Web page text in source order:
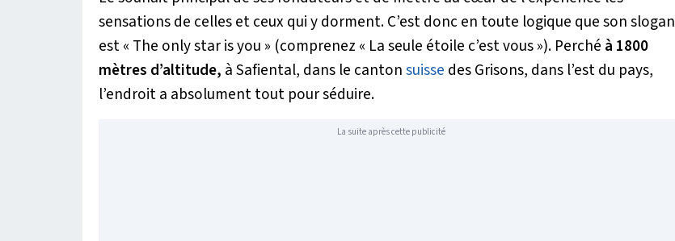
sensations de celles et ceux qui y dorment. C’est donc en toute logique que son slogan
est « The only star is you » (comprenez « La seule étoile c’est vous »). Perché à 1800
mètres d’altitude, à Safiental, dans le cantonsuisse des Grisons, dans l’est du pays,
l’endroit a absolument tout pour séduire.
La suite après cette publicité